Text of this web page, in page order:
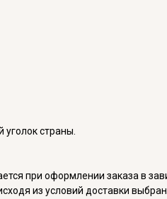
страны.
при оформлении заказа в
из условий доставки